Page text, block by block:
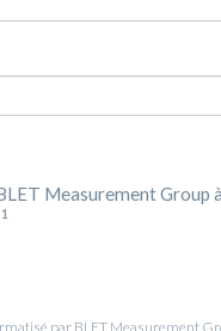
Measurement Group
1
par BLET Measurement